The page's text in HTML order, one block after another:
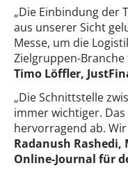
„Die Einbindung der
aus unserer Sicht
Messe, um die
Zielgruppen-
Timo Löffler,
„Die Schnittstelle
immer wichtiger.
hervorragend ab.
Radanush
Online-Journal für